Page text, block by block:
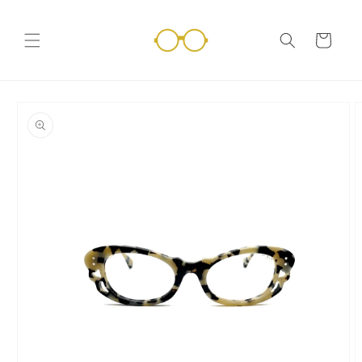
ai contenuti
Carrello
sul prodotto